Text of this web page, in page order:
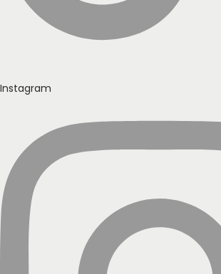
Instagram